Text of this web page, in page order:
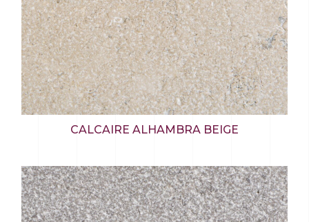
CALCAIRE ALHAMBRA BEIGE